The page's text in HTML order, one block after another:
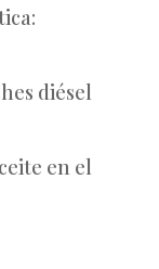
diésel
en el